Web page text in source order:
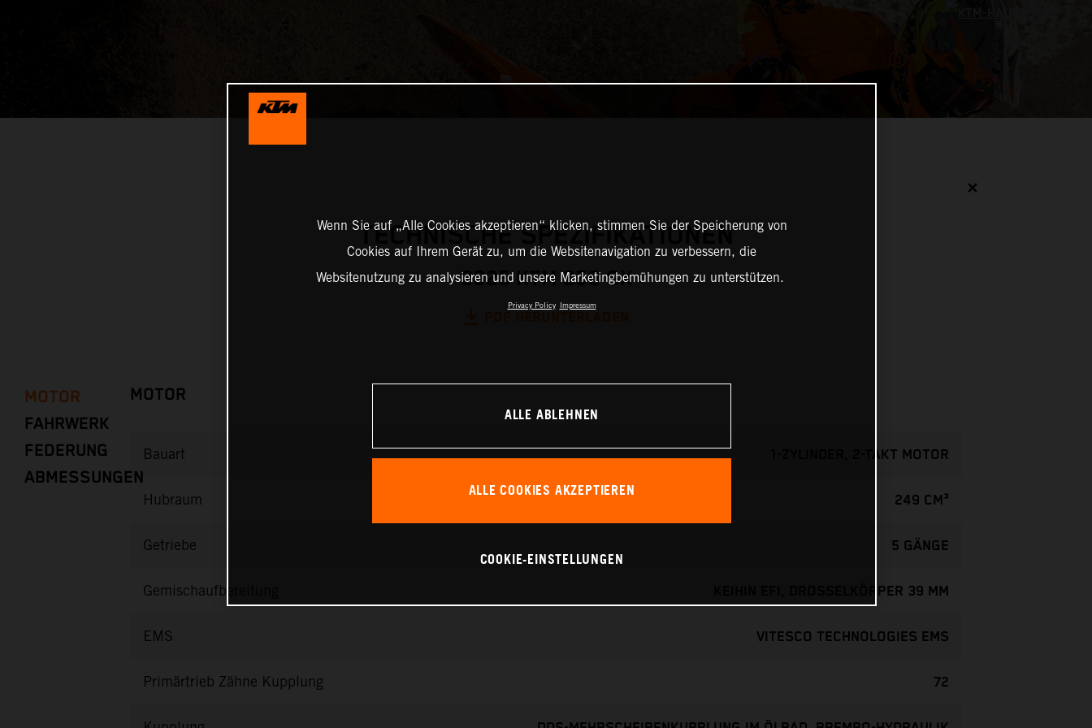
✕
TECHNISCHE SPEZIFIKATIONEN
2025 KTM 250 SX
MOTOR
FAHRWERK
FEDERUNG
ABMESSUNGEN
MOTOR
Bauart 1-ZYLINDER, 2-TAKT MOTOR
Hubraum 249 CM³
Getriebe 5 GÄNGE
Gemischaufbereitung KEIHIN EFI, DROSSELKÖRPER 39 MM
EMS VITESCO TECHNOLOGIES EMS
Primärtrieb Zähne Kupplung 72
Wenn Sie auf „Alle Cookies akzeptieren“ klicken, stimmen Sie der Speicherung von
Cookies auf Ihrem Gerät zu, um die Websitenavigation zu verbessern, die
Websitenutzung zu analysieren und unsere Marketingbemühungen zu unterstützen.
Privacy Policy Impressum
ALLE ABLEHNEN
ALLE COOKIES AKZEPTIEREN
COOKIE-EINSTELLUNGEN